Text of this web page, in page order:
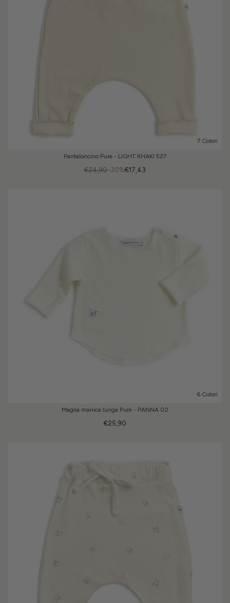
7 Colori
Pantaloncino Pure - LIGHT KHAKI 527
-30%
€24,90 €17,43
6 Colori
Maglia manica lunga Pure - PANNA 02
€25,90